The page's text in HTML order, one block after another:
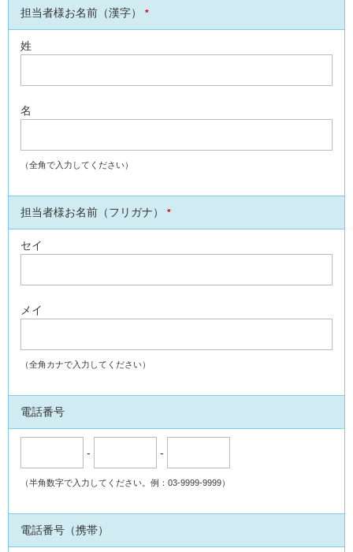
担当者様お名前（漢字） *
姓
名
（全角で入力してください）
担当者様お名前（フリガナ） *
セイ
メイ
（全角カナで入力してください）
電話番号
- -
（半角数字で入力してください。例：03-9999-9999）
電話番号（携帯）